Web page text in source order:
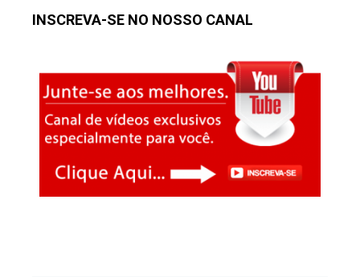
INSCREVA-SE NO NOSSO CANAL